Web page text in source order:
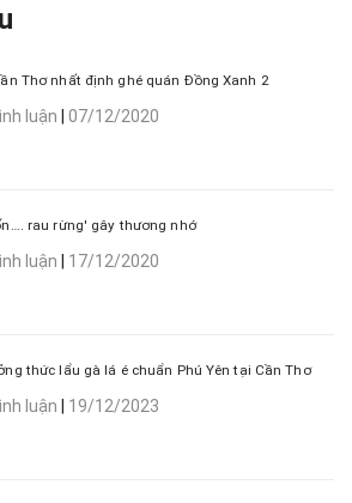
Thơ nhất định ghé quán Đồng Xanh 2
luận 07/12/2020
rau rừng' gây thương nhớ
luận 17/12/2020
thức lẩu gà lá é chuẩn Phú Yên tại Cần Thơ
luận 19/12/2023